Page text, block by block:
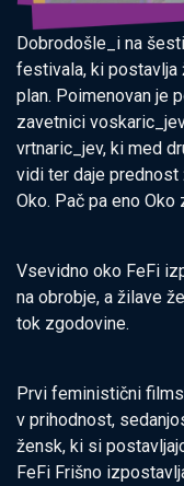
Dobrodošle_i na
festivala, ki postavlja
plan. Poimenovan je
zavetnici
vrtnaric_jev, ki med
vidi ter daje prednost
Oko. Pač pa eno Oko
Vsevidno oko FeFi
na obrobje, a žilave
tok zgodovine.
Prvi feministični
v prihodnost,
žensk, ki si
FeFi Frišno